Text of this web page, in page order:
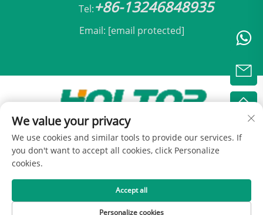
Tel:+86-13246848935
Email: [email protected]
Hak Cipta © 2025 oleh Holtop Beijing Air
Conditioning Co., Ltd - Dasar Privasi
We value your privacy
We use cookies and similar tools to provide our services. If
you don't want to accept all cookies, click Personalize
cookies.
Personalize cookies
Accept all